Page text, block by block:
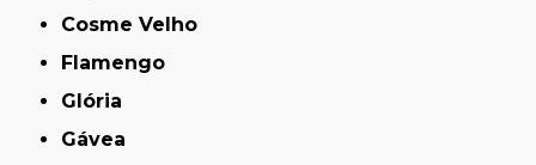
Cosme Velho
Flamengo
Glória
Gávea